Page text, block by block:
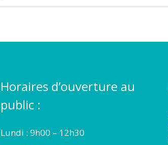
Horaires d’ouverture au
public :
Lundi : 9h00 – 12h30